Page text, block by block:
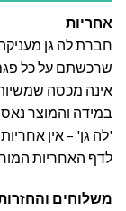
אחריות
שרכשתם על כל
אינה מכסה
במידה והמוצר
'לה גן' – אין
לדף האחריות
משלוחים